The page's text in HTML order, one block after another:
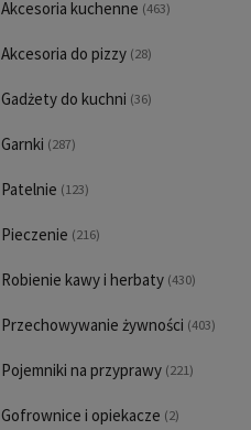
Akcesoria kuchenne (463)
Akcesoria do pizzy (28)
Gadżety do kuchni (36)
Garnki (287)
Patelnie (123)
Pieczenie (216)
Robienie kawy i herbaty (430)
Przechowywanie żywności (403)
Pojemniki na przyprawy (221)
Gofrownice i opiekacze (2)